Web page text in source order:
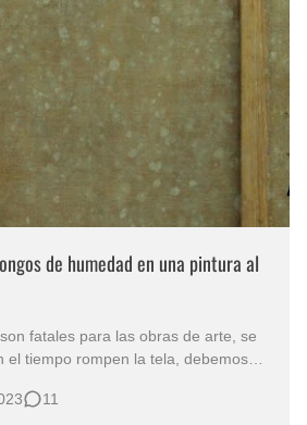
de humedad en una pintura al
fatales para las obras de arte, se
el tiempo rompen la tela, debemos
fácil y económico. Los mas
11